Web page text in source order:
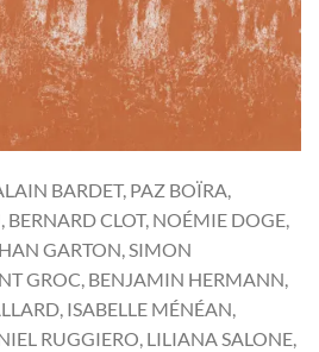
BARDET, PAZ BOÏRA,
CLOT, NOÉMIE DOGE,
GARTON, SIMON
GROC, BENJAMIN HERMANN,
ISABELLE MÉNÉAN,
RUGGIERO, LILIANA SALONE,